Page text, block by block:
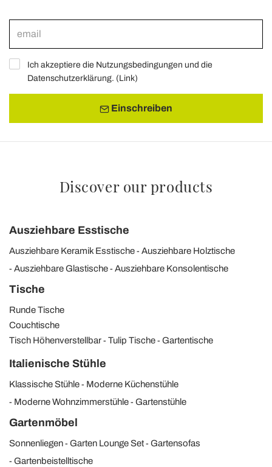
Ich akzeptiere die Nutzungsbedingungen und die
Datenschutzerklärung. (Link)
Einschreiben
Discover our products
Ausziehbare Esstische
Ausziehbare Keramik Esstische
Ausziehbare Holztische
Ausziehbare Glastische
Ausziehbare Konsolentische
Tische
Runde Tische
Couchtische
Tisch Höhenverstellbar
Tulip Tische Gartentische
Italienische Stühle
Klassische Stühle
Moderne Küchenstühle
Moderne Wohnzimmerstühle
Gartenstühle
Gartenmöbel
Sonnenliegen Garten Lounge Set
Gartensofas
Gartenbeistelltische